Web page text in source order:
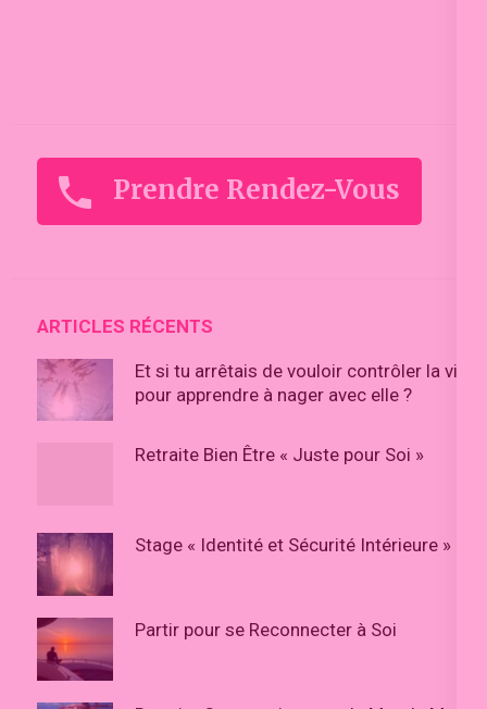
Prendre Rendez-Vous
ARTICLES RÉCENTS
Et si tu arrêtais de vouloir contrôler la vie
pour apprendre à nager avec elle ?
Retraite Bien Être « Juste pour Soi »
Stage « Identité et Sécurité Intérieure »
Partir pour se Reconnecter à Soi